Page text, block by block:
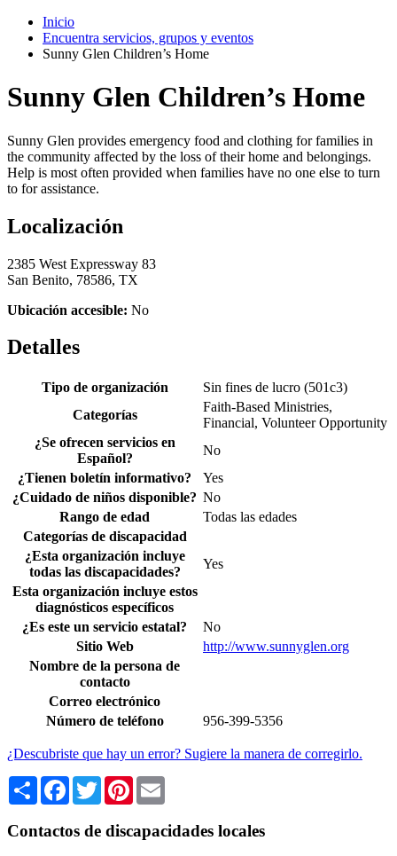
Inicio
Encuentra servicios, grupos y eventos
Sunny Glen Children’s Home
Sunny Glen Children’s Home
Sunny Glen provides emergency food and clothing for families in
the community affected by the loss of their home and belongings.
Help is most often provided when families have no one else to turn
to for assistance.
Localización
2385 West Expressway 83
San Benito, 78586, TX
Ubicación accesible: No
Detalles
Tipo de organización
Sin fines de lucro (501c3)
Categorías
Faith-Based Ministries,
Financial, Volunteer Opportunity
¿Se ofrecen servicios en
Español?
No
¿Tienen boletín informativo?
Yes
¿Cuidado de niños disponible? No
Rango de edad
Todas las edades
Categorías de discapacidad
¿Esta organización incluye
todas las discapacidades?
Yes
Esta organización incluye estos
diagnósticos específicos
¿Es este un servicio estatal?
No
Sitio Web
http://www.sunnyglen.org
Nombre de la persona de
contacto
Correo electrónico
Número de teléfono
956-399-5356
¿Descubriste que hay un error? Sugiere la manera de corregirlo.
Share Facebook
TwitterPinterest
Contactos de discapacidades locales